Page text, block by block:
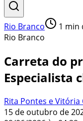
Rio Branco 1 min
Rio Branco
Carreta do
Especialista
Rita Pontes e Vitória
15 de outubro de